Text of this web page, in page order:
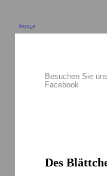
Anzeige
Besuchen Sie
Facebook
Des